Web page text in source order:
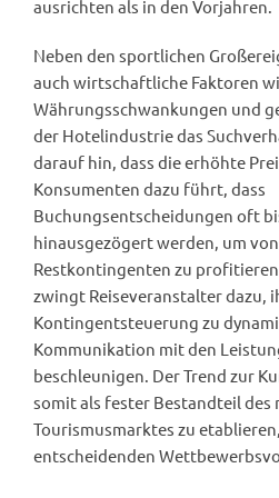
ausrichten als in den Vorjahren.
Neben den sportlichen
auch wirtschaftliche Faktoren
Währungsschwankungen und
der Hotelindustrie das
darauf hin, dass die erhöhte
Konsumenten dazu führt, dass
Buchungsentscheidungen oft
hinausgezögert werden, um
Restkontingenten zu
zwingt Reiseveranstalter dazu,
Kontingentsteuerung zu
Kommunikation mit den
beschleunigen. Der Trend zur
somit als fester Bestandteil des
Tourismusmarktes zu
entscheidenden